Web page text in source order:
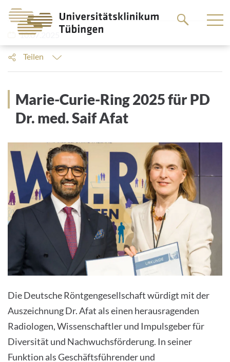
zum
Beitrag
10.07.2025
Teilen
Marie-Curie-Ring 2025 für PD
Dr. med. Saif Afat
Die Deutsche Röntgengesellschaft würdigt mit der
Auszeichnung Dr. Afat als einen herausragenden
Radiologen, Wissenschaftler und Impulsgeber für
Diversität und Nachwuchsförderung. In seiner
Funktion als Geschäftsführender und